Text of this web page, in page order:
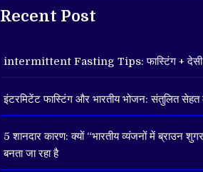
Recent Post
intermittent Fasting Tips: फास्टिंग + देसी
इंटरमिटेंट फास्टिंग और भारतीय भोजन: संतुलित सेहत
5 शानदार कारण: क्यों “भारतीय व्यंजनों में ब्राउन
बनता जा रहा है